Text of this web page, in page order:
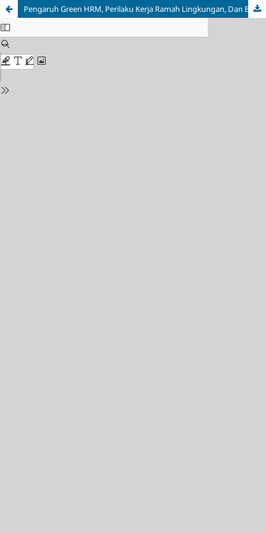
Pengaruh Green HRM, Perilaku Kerja Ramah Lingkungan, Dan Budaya Kebiasaan Terhadap Kinerja Karyawan Dengan Kepuasan Kerja Sebagai Variabel Mediasi Pada PT Subah Spinning Mills Kabupaten Batang